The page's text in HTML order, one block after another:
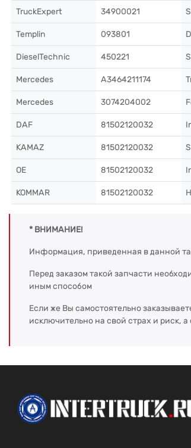
TruckExpert 34900021
Templin 093801
DieselTechnic 450221
Mercedes A3464211174
Mercedes 3074204002
DAF 81502120032
KAMAZ 81502120032
OE 81502120032
KOMMAR 81502120032
* ВНИМАНИЕ!
Информация, приведенная в данной
Перед заказом такой запчасти
иным способом
Если же Вы самостоятельно
исключительно на свой страх и риск,